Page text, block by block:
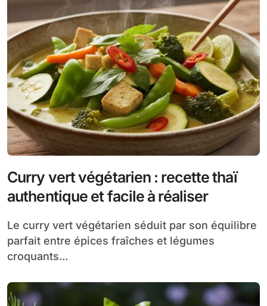
Curry vert végétarien : recette thaï
authentique et facile à réaliser
Le curry vert végétarien séduit par son équilibre
parfait entre épices fraîches et légumes
croquants...